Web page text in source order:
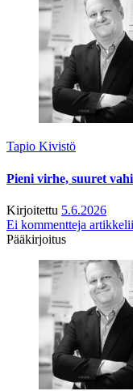
Tapio Kivistö
Pieni virhe, suuret
Kirjoitettu 5.6.2026
Ei kommentteja
Pääkirjoitus